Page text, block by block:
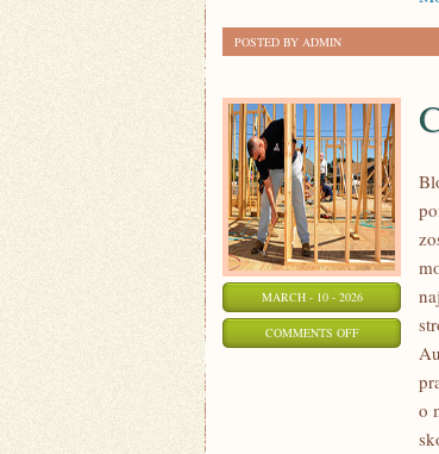
POSTED BY ADMIN
MARCH - 10 - 2026
COMMENTS OFFON
o